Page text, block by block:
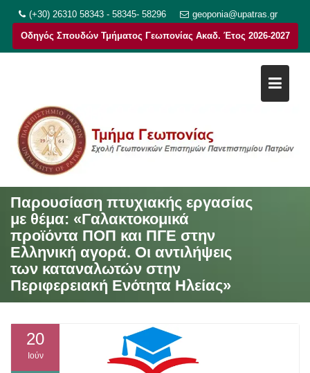
στο
περιεχόμενο
(+30) 26310 58343 - 58345- 58296 geoponia@upatras.gr
Οδηγός Σπουδών Τμήματος Γεωπονίας Ακαδ. Έτος 2026-2027
Παρουσίαση πτυχιακής εργασίας
με θέμα: «Γαλακτοκομικά
προϊόντα ΠΟΠ και ΠΓΕ στην
Ελληνική αγορά. Οι αντιλήψεις
των καταναλωτών στην
Περιφερειακή Ενότητα Ηλείας»
20
Ιούν